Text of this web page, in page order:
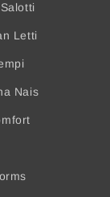
Letti
Nais